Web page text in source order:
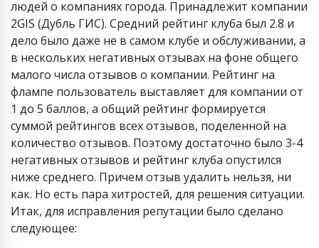
людей о компаниях города. Принадлежит компании
2GIS (Дубль ГИС). Средний рейтинг клуба был 2.8 и
дело было даже не в самом клубе и обслуживании, а
в нескольких негативных отзывах на фоне общего
малого числа отзывов о компании. Рейтинг на
флампе пользователь выставляет для компании от
1 до 5 баллов, а общий рейтинг формируется
суммой рейтингов всех отзывов, поделенной на
количество отзывов. Поэтому достаточно было 3-4
негативных отзывов и рейтинг клуба опустился
ниже среднего. Причем отзыв удалить нельзя, ни
как. Но есть пара хитростей, для решения ситуации.
Итак, для исправления репутации было сделано
следующее: